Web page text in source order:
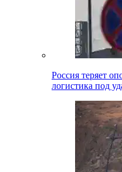
Россия теряет
логистика под